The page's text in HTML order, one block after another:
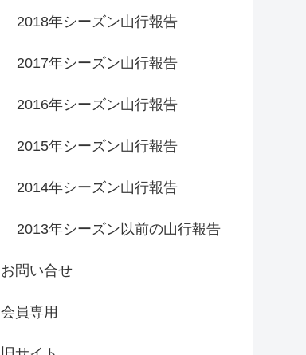
2018年シーズン山行報告
2017年シーズン山行報告
2016年シーズン山行報告
2015年シーズン山行報告
2014年シーズン山行報告
2013年シーズン以前の山行報告
お問い合せ
会員専用